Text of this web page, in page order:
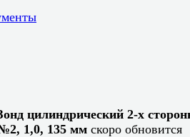
цилиндрический 2-х
№2, 1,0, 135 мм скоро обновится